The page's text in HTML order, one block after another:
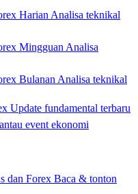
Harian Analisa teknikal
Mingguan Analisa
Bulanan Analisa teknikal
Update fundamental terbaru
event ekonomi
dan Forex Baca & tonton